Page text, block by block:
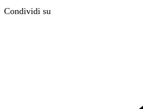
Condividi su